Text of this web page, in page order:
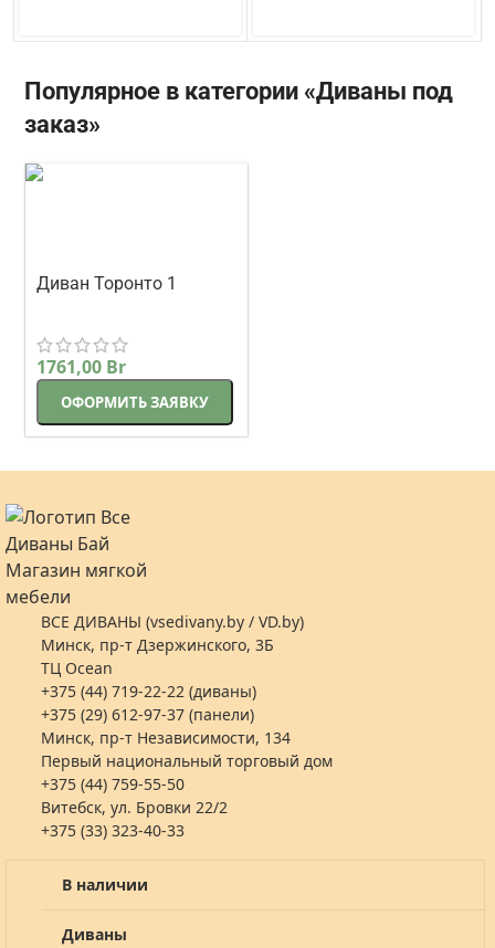
Популярное в категории «Диваны под
заказ»
Диван Торонто 1
бежевый
1761,00 Br
ОФОРМИТЬ ЗАЯВКУ
ВСЕ ДИВАНЫ (vsedivany.by / VD.by)
Минск, пр-т Дзержинского, 3Б
ТЦ Ocean
+375 (44) 719-22-22 (диваны)
+375 (29) 612-97-37 (панели)
Минск, пр-т Независимости, 134
Первый национальный торговый дом
+375 (44) 759-55-50
Витебск, ул. Бровки 22/2
+375 (33) 323-40-33
В наличии
Диваны